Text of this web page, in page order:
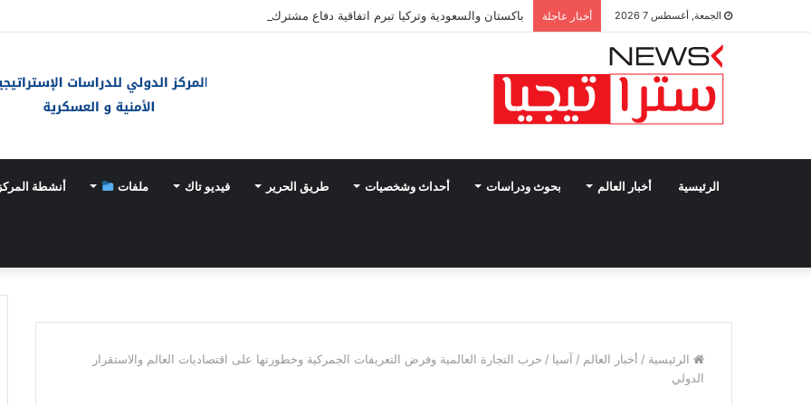
الجمعة, أغسطس 7 2026 أخبار عاجلة باكستان والسعودية وتركيا تبرم اتفاقية دفاع مشترك
الرئيسية أخبار العالم بحوث ودراسات أحداث وشخصيات طريق الحرير فيديو تاك ملفات أنشطة المركز
الرئيسية / أخبار العالم / آسيا / حرب التجارة العالمية وفرض التعريفات الجمركية وخطورتها على اقتصاديات العالم والاستقرار
الدولي